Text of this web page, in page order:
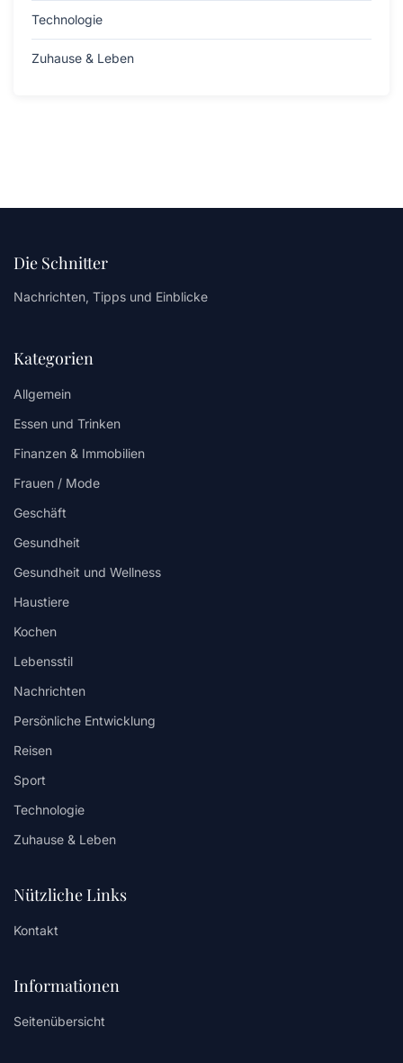
Technologie
Zuhause & Leben
Die Schnitter
Nachrichten, Tipps und Einblicke
Kategorien
Allgemein
Essen und Trinken
Finanzen & Immobilien
Frauen / Mode
Geschäft
Gesundheit
Gesundheit und Wellness
Haustiere
Kochen
Lebensstil
Nachrichten
Persönliche Entwicklung
Reisen
Sport
Technologie
Zuhause & Leben
Nützliche Links
Kontakt
Informationen
Seitenübersicht